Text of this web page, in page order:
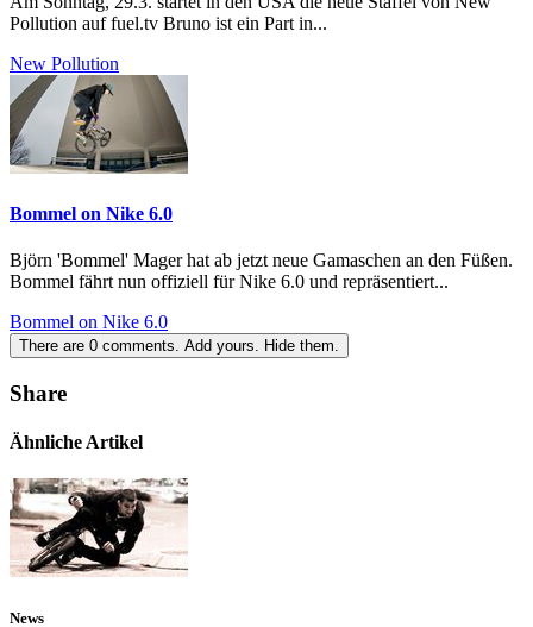
Pollution auf fuel.tv Bruno ist ein Part in...
New Pollution
Bommel on Nike 6.0
Björn 'Bommel' Mager hat ab jetzt neue Gamaschen an den Füßen.
Bommel fährt nun offiziell für Nike 6.0 und repräsentiert...
Bommel on Nike 6.0
There are 0 comments. Add yours. Hide them.
Share
Ähnliche Artikel
News